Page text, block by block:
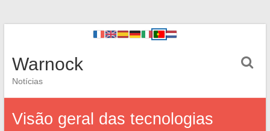
Warnock
Notícias
Visão geral das tecnologias